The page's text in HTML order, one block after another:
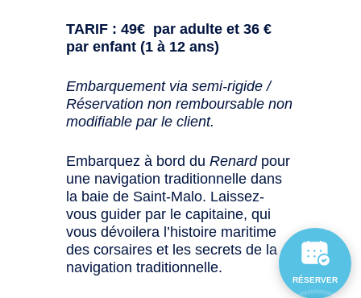
TARIF : 49€ par adulte et 36 €
par enfant (1 à 12 ans)
Embarquement via semi-rigide /
Réservation non remboursable non
modifiable par le client.
Embarquez à bord duRenardpour
une navigation traditionnelle dans
la baie de Saint-Malo. Laissez-
vous guider par le capitaine, qui
vous dévoilera l’histoire maritime
des corsaires et les secrets de la
navigation traditionnelle.
RÉSERVER